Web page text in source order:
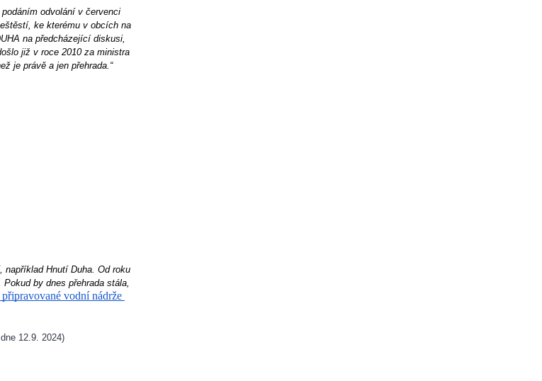
odvolání v červenci
ke kterému v obcích na
na předcházející diskusi,
již v roce 2010 za ministra
je právě a jen přehrada.“
například Hnutí Duha. Od roku
by dnes přehrada stála,
vodní nádrže
12.9. 2024)